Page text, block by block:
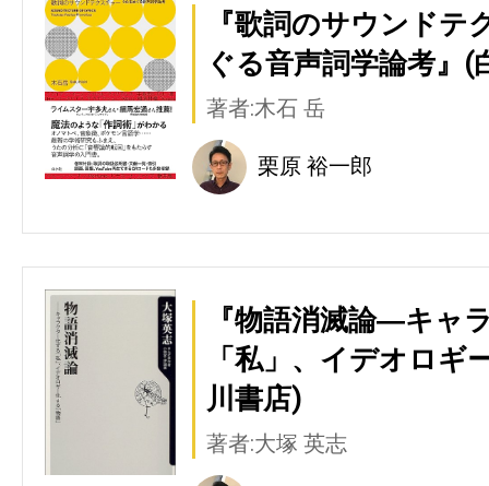
『歌詞のサウンド
ぐる音声詞学論考』(
著者:木石 岳
栗原 裕一郎
『物語消滅論―キャ
「私」、イデオロギ
川書店)
著者:大塚 英志